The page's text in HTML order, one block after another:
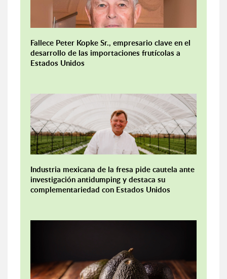
Fallece Peter Kopke Sr., empresario clave en el
desarrollo de las importaciones frutícolas a
Estados Unidos
Industria mexicana de la fresa pide cautela ante
investigación antidumping y destaca su
complementariedad con Estados Unidos